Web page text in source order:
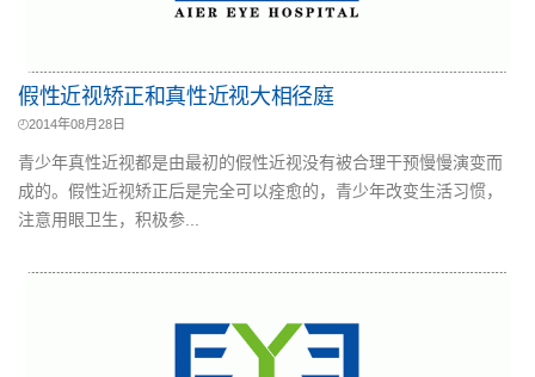
假性近视矫正和真性近视大相径庭
2014年08月28日
青少年真性近视都是由最初的假性近视没有被合理干预慢慢演变而
成的。假性近视矫正后是完全可以痊愈的，青少年改变生活习惯，
注意用眼卫生，积极参...